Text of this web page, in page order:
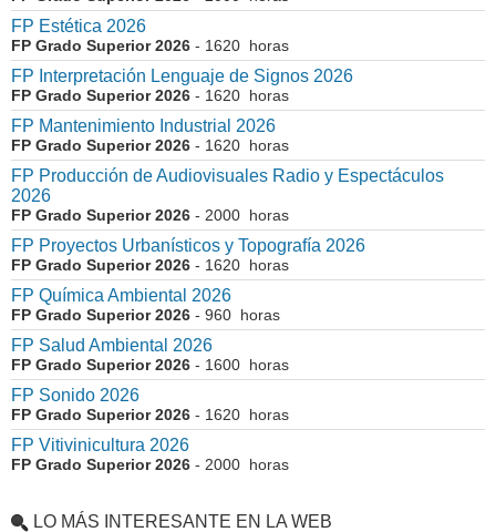
FP Estética 2026
FP Grado Superior 2026 - 1620 horas
FP Interpretación Lenguaje de Signos 2026
FP Grado Superior 2026 - 1620 horas
FP Mantenimiento Industrial 2026
FP Grado Superior 2026 - 1620 horas
FP Producción de Audiovisuales Radio y Espectáculos
2026
FP Grado Superior 2026 - 2000 horas
FP Proyectos Urbanísticos y Topografía 2026
FP Grado Superior 2026 - 1620 horas
FP Química Ambiental 2026
FP Grado Superior 2026 - 960 horas
FP Salud Ambiental 2026
FP Grado Superior 2026 - 1600 horas
FP Sonido 2026
FP Grado Superior 2026 - 1620 horas
FP Vitivinicultura 2026
FP Grado Superior 2026 - 2000 horas
LO MÁS INTERESANTE EN LA WEB